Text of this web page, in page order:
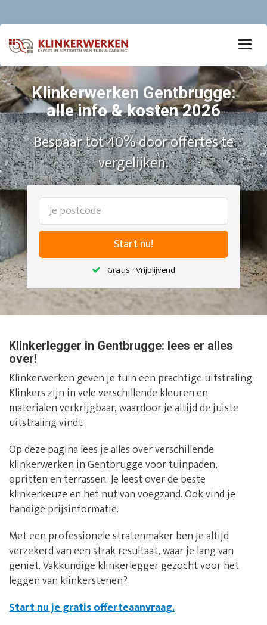
Klinkerwerken Gentbrugge:
alle info & kosten 2026
Bespaar tot 40% door offertes te
vergelijken.
Start nu!
Gratis - Vrijblijvend
Klinkerlegger in Gentbrugge: lees er alles
over!
Klinkerwerken geven je tuin een prachtige uitstraling.
Klinkers zijn in vele verschillende kleuren en
materialen verkrijgbaar, waardoor je altijd de juiste
uitstraling vindt.
Op deze pagina lees je alles over verschillende
klinkerwerken in Gentbrugge voor tuinpaden,
opritten en terrassen. Je leest over de beste
klinkerkeuze en het nut van voegzand. Ook vind je
handige prijsinformatie.
Met een professionele stratenmaker ben je altijd
verzekerd van een strak resultaat, waar je lang van
geniet. Vakkundige klinkerlegger gezocht voor het
leggen van klinkerstenen?
Start nu je gratis offerteaanvraag.